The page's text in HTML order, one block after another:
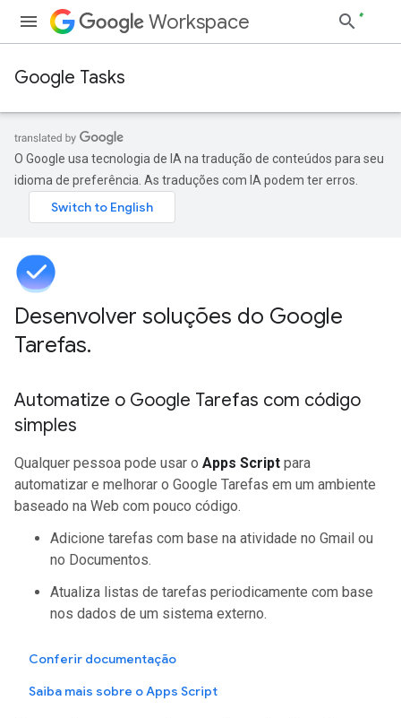
Workspace
Google Tasks
O Google usa tecnologia de IA na tradução de conteúdos para seu
idioma de preferência. As traduções com IA podem ter erros.
Desenvolver soluções do Google
Tarefas.
Automatize o Google Tarefas com código
simples
Qualquer pessoa pode usar o Apps Script para
automatizar e melhorar o Google Tarefas em um ambiente
baseado na Web com pouco código.
Adicione tarefas com base na atividade no Gmail ou
no Documentos.
Atualiza listas de tarefas periodicamente com base
nos dados de um sistema externo.
Conferir documentação
Saiba mais sobre o Apps Script